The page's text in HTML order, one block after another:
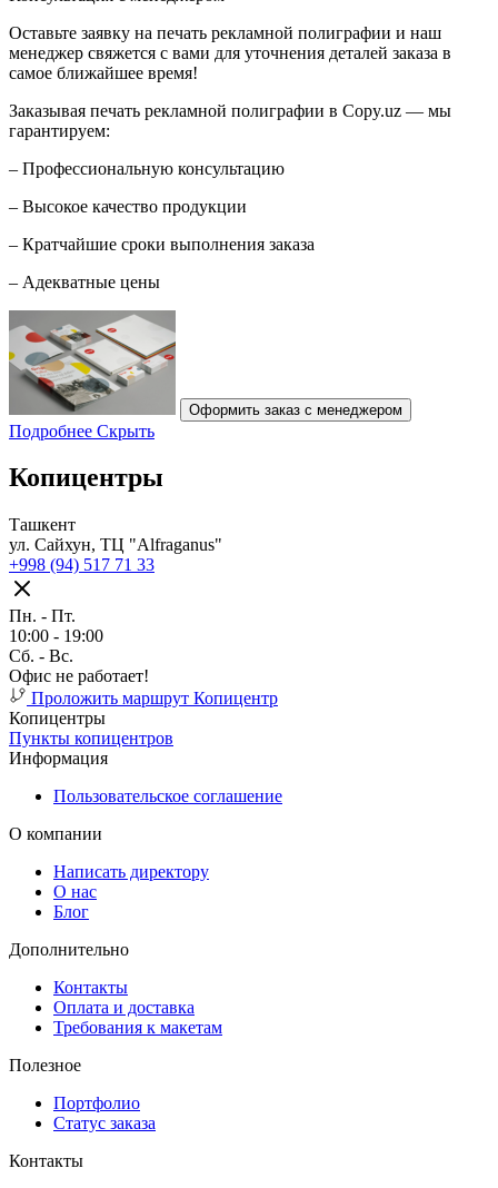
Оставьте заявку на печать рекламной полиграфии и наш
менеджер свяжется с вами для уточнения деталей заказа в
самое ближайшее время!
Заказывая печать рекламной полиграфии в Copy.uz — мы
гарантируем:
– Профессиональную консультацию
– Высокое качество продукции
– Кратчайшие сроки выполнения заказа
– Адекватные цены
Оформить заказ с менеджером
Подробнее Скрыть
Копицентры
Ташкент
ул. Сайхун, ТЦ "Alfraganus"
+998 (94) 517 71 33
Пн. - Пт.
10:00 - 19:00
Cб. - Вс.
Офис не работает!
Проложить маршрут Копицентр
Копицентры
Пункты копицентров
Информация
Пользовательское соглашение
О компании
Написать директору
О нас
Блог
Дополнительно
Контакты
Оплата и доставка
Требования к макетам
Полезное
Портфолио
Статус заказа
Контакты